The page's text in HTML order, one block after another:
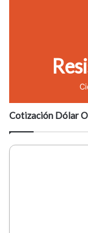
Cotización Dólar